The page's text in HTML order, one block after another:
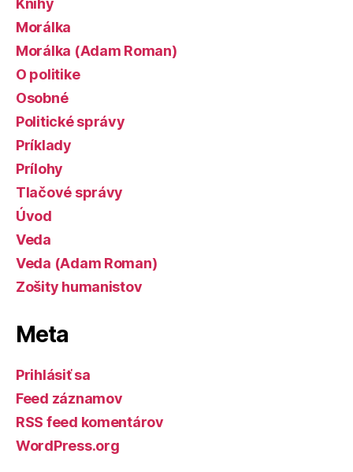
Knihy
Morálka
Morálka (Adam Roman)
O politike
Osobné
Politické správy
Príklady
Prílohy
Tlačové správy
Úvod
Veda
Veda (Adam Roman)
Zošity humanistov
Meta
Prihlásiť sa
Feed záznamov
RSS feed komentárov
WordPress.org